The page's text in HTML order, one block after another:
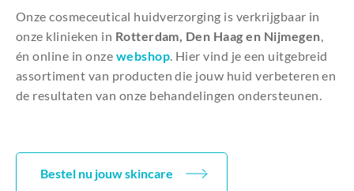
Onze cosmeceutical huidverzorging is verkrijgbaar in
onze klinieken in Rotterdam, Den Haag en Nijmegen
én online in onze webshop . Hier vind je een uitgebreid
assortiment van producten die jouw huid verbeteren en
de resultaten van onze behandelingen ondersteunen.
Bestel nu jouw skincare